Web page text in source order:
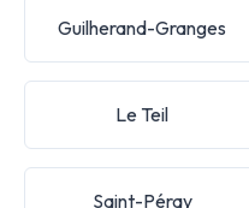
Guilherand-Granges
Le Teil
Saint-Péray